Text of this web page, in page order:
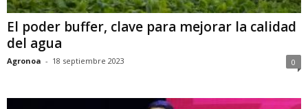
El poder buffer, clave para mejorar la calidad
del agua
Agronoa - 18 septiembre 2023 0